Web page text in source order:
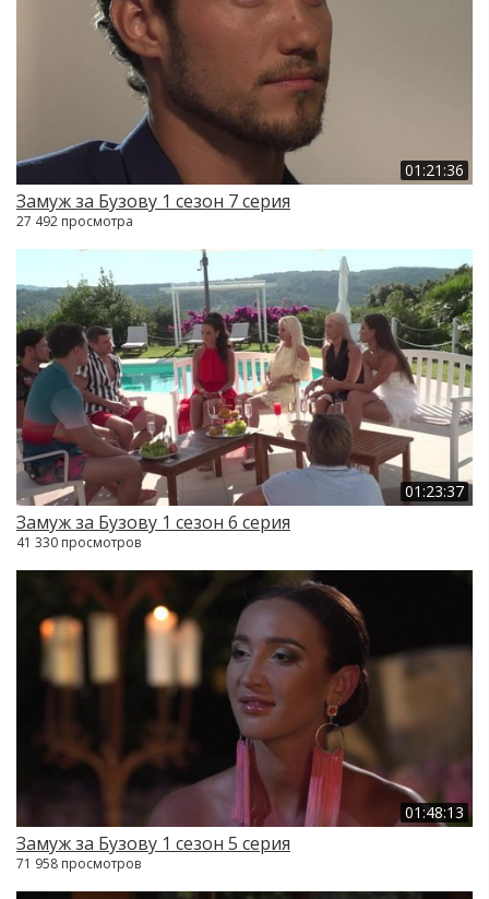
01:21:36
Замуж за Бузову 1 сезон 7 серия
27 492 просмотра
01:23:37
Замуж за Бузову 1 сезон 6 серия
41 330 просмотров
01:48:13
Замуж за Бузову 1 сезон 5 серия
71 958 просмотров